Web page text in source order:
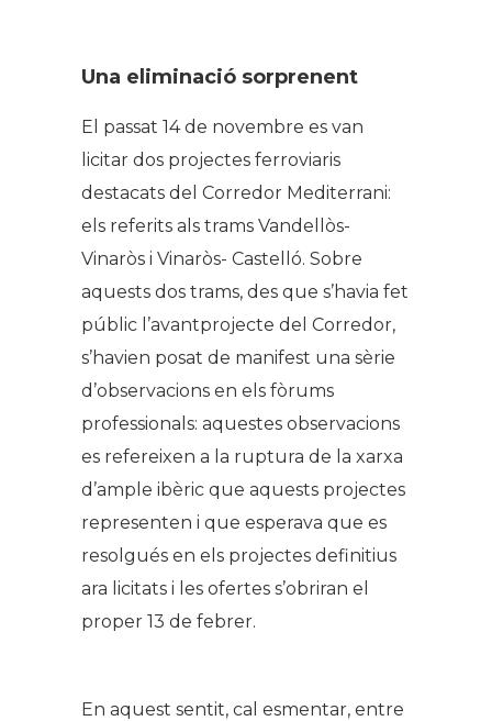
Una eliminació sorprenent
El passat 14 de novembre es van
licitar dos projectes ferroviaris
destacats del Corredor Mediterrani:
els referits als trams Vandellòs-
Vinaròs i Vinaròs- Castelló. Sobre
aquests dos trams, des que s’havia fet
públic l’avantprojecte del Corredor,
s’havien posat de manifest una sèrie
d’observacions en els fòrums
professionals: aquestes observacions
es refereixen a la ruptura de la xarxa
d’ample ibèric que aquests projectes
representen i que esperava que es
resolgués en els projectes definitius
ara licitats i les ofertes s’obriran el
proper 13 de febrer.
En aquest sentit, cal esmentar, entre